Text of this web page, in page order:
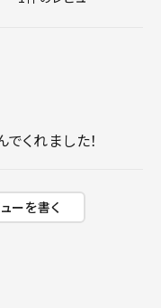
くれました！
ーを書く